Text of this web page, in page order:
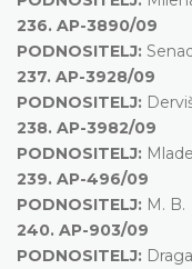
236. AP-3890/09
PODNOSITELJ:
237. AP-3928/09
PODNOSITELJ:
238. AP-3982/09
PODNOSITELJ:
239. AP-496/09
PODNOSITELJ: M. B.
240. AP-903/09
PODNOSITELJ: